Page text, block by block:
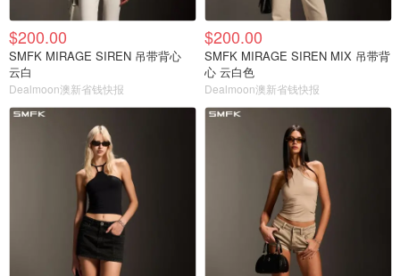
$200.00
SMFK MIRAGE SIREN 吊带背心
云白
Dealmoon澳新省钱快报
$200.00
SMFK MIRAGE SIREN MIX 吊带背
心 云白色
Dealmoon澳新省钱快报